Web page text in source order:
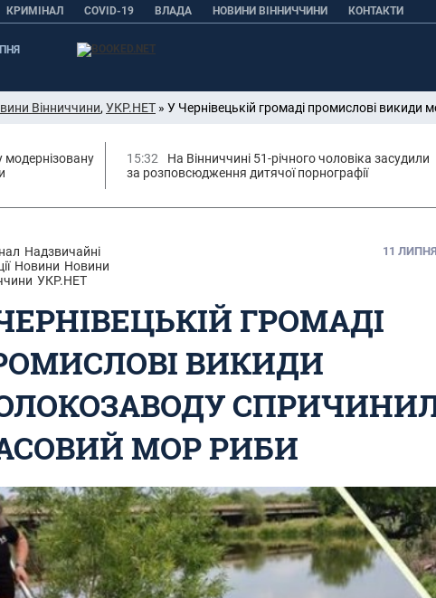
КРИМІНАЛ COVID-19 ВЛАДА НОВИНИ ВІННИЧЧИНИ КОНТАКТИ
Вінниччини, УКР.НЕТ » У Чернівецькій громаді промислові
15:32
На Вінниччині 51-річного чоловіка засудили
за розповсюдження дитячої порнографії
Надзвичайні
Новини Новини
УКР.НЕТ
11
ГРОМАДІ
ВИКИДИ
МОР РИБИ